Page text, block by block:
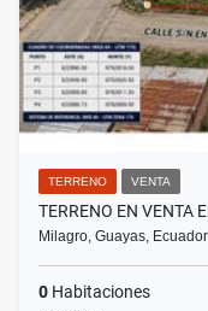
TERRENO VENTA
TERRENO EN VENTA
Milagro, Guayas, Ecuador
0 Habitaciones